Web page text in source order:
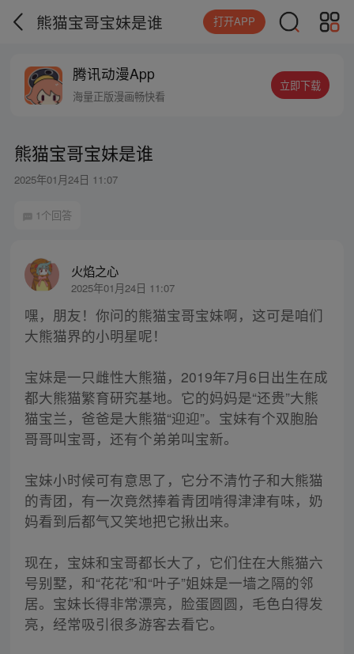
熊猫宝哥宝妹是谁 打开APP
腾讯动漫App
海量正版漫画畅快看
立即下载
熊猫宝哥宝妹是谁
2025年01月24日 11:07
1个回答
火焰之心
2025年01月24日 11:07
嘿，朋友！你问的熊猫宝哥宝妹啊，这可是咱们
大熊猫界的小明星呢！
宝妹是一只雌性大熊猫，2019年7月6日出生在成
都大熊猫繁育研究基地。它的妈妈是“还贵”大熊
猫宝兰，爸爸是大熊猫“迎迎”。宝妹有个双胞胎
哥哥叫宝哥，还有个弟弟叫宝新。
宝妹小时候可有意思了，它分不清竹子和大熊猫
的青团，有一次竟然捧着青团啃得津津有味，奶
妈看到后都气又笑地把它揪出来。
现在，宝妹和宝哥都长大了，它们住在大熊猫六
号别墅，和“花花”和“叶子”姐妹是一墙之隔的邻
居。宝妹长得非常漂亮，脸蛋圆圆，毛色白得发
亮，经常吸引很多游客去看它。